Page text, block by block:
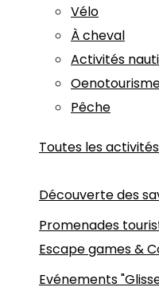
Vélo
À cheval
Activités
Pêche
Toutes les activités
Découverte des
Promenades
Escape games &
Evénements